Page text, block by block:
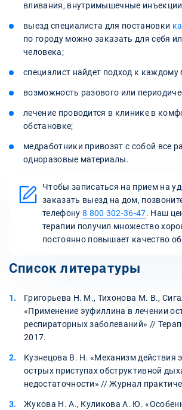
вливания, внутримышечные
выезд специалиста для постановки
по городу можно заказать для себя
человека;
специалист найдет подход к каждому
возможность разового или
лечение проводится в клинике в
обстановке;
медработники привозят с собой все
одноразовые материалы.
Чтобы записаться на прием на
заказать выезд на дом,
телефону 8 800 302-36-47. Наш
терапии получил множество
постоянно повышает качество
Список литературы
Григорьева Н. М., Тихонова М. В.,
«Применение эуфиллина в лечении
респираторных заболеваний» //
2017.
Кузнецова В. Н. «Механизм действия
острых приступах обструктивной
недостаточности» // Журнал
Жукова Н. А., Куликова А. Ю.